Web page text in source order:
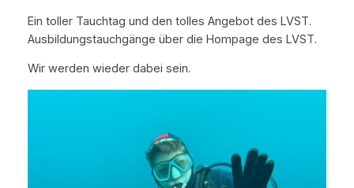
Ein toller Tauchtag und den tolles Angebot des LVST.
Ausbildungstauchgänge über die Hompage des LVST.
Wir werden wieder dabei sein.